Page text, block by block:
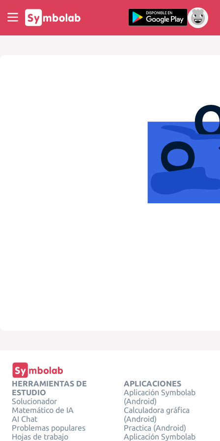
HERRAMIENTAS DE
ESTUDIO
Solucionador
Matemático de IA
AI Chat
Problemas populares
Hojas de trabajo
APLICACIONES
Aplicación Symbolab
(Android)
Calculadora gráfica
(Android)
Practica (Android)
Aplicación Symbolab